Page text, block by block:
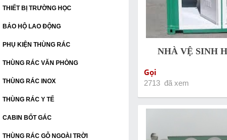
THIẾT BỊ TRƯỜNG HỌC
BẢO HỘ LAO ĐỘNG
PHỤ KIỆN THÙNG RÁC
THÙNG RÁC VĂN PHÒNG
THÙNG RÁC INOX
THÙNG RÁC Y TẾ
CABIN BỐT GÁC
THÙNG RÁC GỖ NGOÀI TRỜI
NHÀ VỆ SINH
Gọi
2713 đã xem